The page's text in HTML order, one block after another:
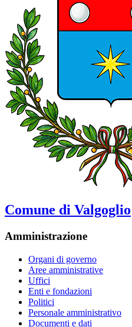
Comune di Valgoglio
Amministrazione
Organi di governo
Aree amministrative
Uffici
Enti e fondazioni
Politici
Personale amministrativo
Documenti e dati